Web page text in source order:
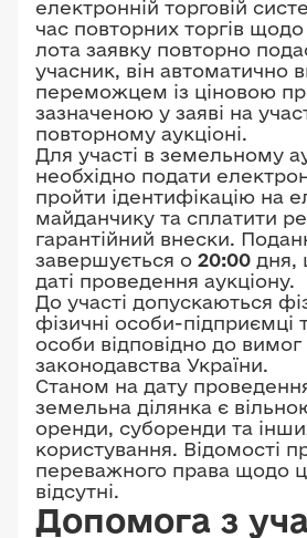
електронній торговій
час повторних торгів
лота заявку повторно
учасник, він автоматично
переможцем із ціновою
зазначеною у заяві на
повторному аукціоні.
Для участі в земельному
необхідно подати
пройти ідентифікацію на
майданчику та сплатити
гарантійний внески.
завершується о 20:00 дня,
даті проведення аукціону.
До участі допускаються
фізичні особи-підприємці
особи відповідно до
законодавства України.
Станом на дату
земельна ділянка є
оренди, суборенди та
користування. Відомості
переважного права щодо
відсутні.
Допомога з